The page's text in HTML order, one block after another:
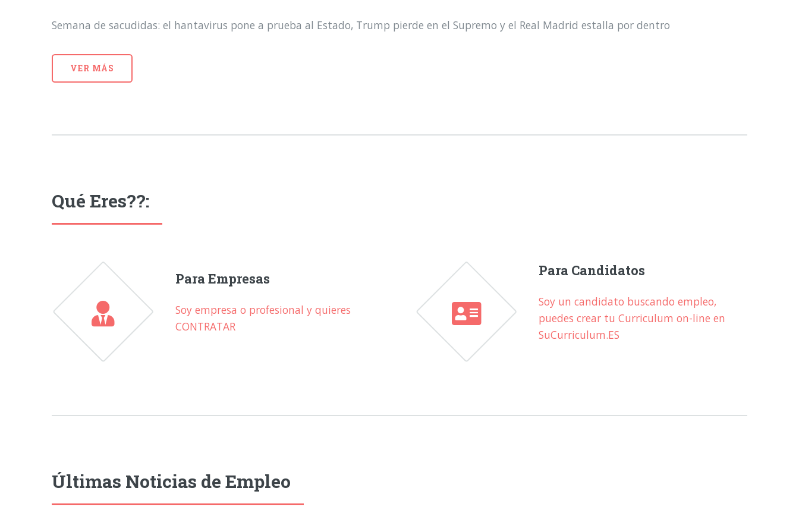
Semana de sacudidas: el hantavirus pone a prueba al Estado, Trump pierde en el Supremo y el Real Madrid estalla por dentro
VER MÁS
Qué Eres??:
Para Empresas
Soy empresa o profesional y quieres
CONTRATAR
Para Candidatos
Soy un candidato buscando empleo,
puedes crear tu Curriculum on-line en
SuCurriculum.ES
Últimas Noticias de Empleo